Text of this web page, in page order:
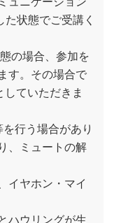
状態でご受講く
の場合、参加を
す。その場合で
していただきま
行う場合があり
、ミュートの解
イヤホン・マイ
ハウリングが生